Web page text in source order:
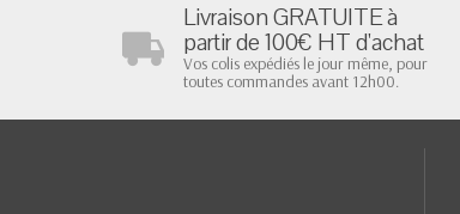
Livraison GRATUITE à
partir de 100€ HT d'achat
Vos colis expédiés le jour même, pour
toutes commandes avant 12h00.